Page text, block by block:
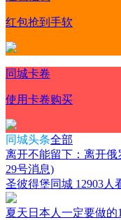
红包抢到手软
同城卡卷
使用卡卷购买
同城头条全部
离开不能留下：离开俄
29号消息)
圣彼得堡同城 12903人
夏天日本人一定要做的